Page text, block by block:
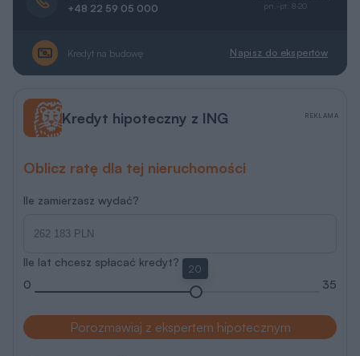
+48 22 59 05 000
pn.-pt. 8-20
Kredyt na budowę Napisz do ekspertów
Kredyt hipoteczny z ING
Oblicz ratę dla tej nieruchomości
Ile zamierzasz wydać?
Ile lat chcesz spłacać kredyt?
0
20
35
Porozmawiaj z ekspertem hipotecznym
REKLAMA